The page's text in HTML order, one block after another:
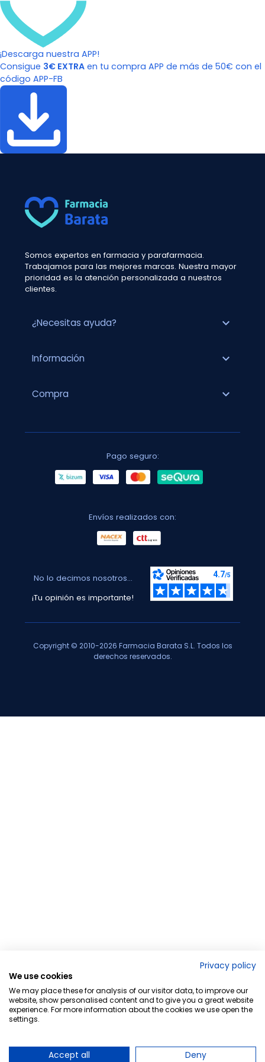
¡Descarga nuestra APP!
Consigue 3€ EXTRA en tu compra APP de más de 50€ con el
código APP-FB
Somos expertos en farmacia y parafarmacia.
Trabajamos para las mejores marcas. Nuestra mayor
prioridad es la atención personalizada a nuestros
clientes.
¿Necesitas ayuda? expand_more
Información expand_more
Compra expand_more
Pago seguro:
Envíos realizados con:
No lo decimos nosotros...
¡Tu opinión es importante!
Copyright © 2010-2026 Farmacia Barata S.L. Todos los
derechos reservados.
Privacy policy
We use cookies
We may place these for analysis of our visitor data, to improve our
website, show personalised content and to give you a great website
experience. For more information about the cookies we use open the
settings.
Accept all Deny